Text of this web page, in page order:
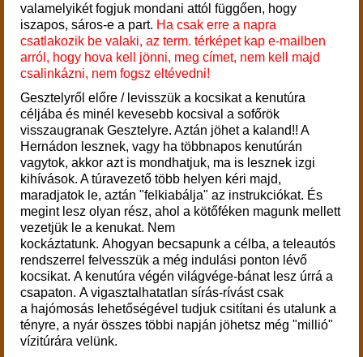
valamelyikét fogjuk mondani attól függően, hogy
iszapos, sáros-e a part. Ha csak erre a napra
csatlakozik be valaki, az term. térképet kap e-mailben
arról, hogy hova kell jönni, meg címet, nem kell majd
csalinkázni, nem fogsz eltévedni!
Gesztelyről előre / levisszük a kocsikat a kenutúra
céljába és minél kevesebb kocsival a sofőrök
visszaugranak Gesztelyre. Aztán jöhet a kaland!! A
Hernádon lesznek, vagy ha többnapos kenutúrán
vagytok, akkor azt is mondhatjuk, ma is lesznek izgi
kihívások. A túravezető több helyen kéri majd,
maradjatok le, aztán "felkiabálja" az instrukciókat. És
megint lesz olyan rész, ahol a kötőféken magunk mellett
vezetjük le a kenukat. Nem
kockáztatunk. Ahogyan becsapunk a célba, a teleautós
rendszerrel felvesszük a még indulási ponton lévő
kocsikat. A kenutúra végén világvége-bánat lesz úrrá a
csapaton. A vigasztalhatatlan sírás-rívást csak
a hajómosás lehetőségével tudjuk csitítani és utalunk a
tényre, a nyár összes többi napján jöhetsz még "millió"
vízitúrára velünk.